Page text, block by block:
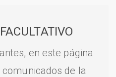
en este página
de la